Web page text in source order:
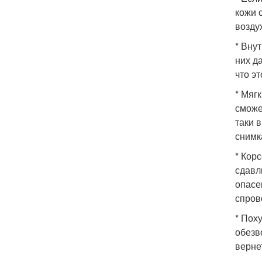
кожи
*
них
что
*
таки
*
*